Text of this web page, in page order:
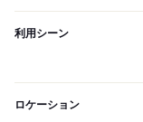
利用シーン
ロケーション